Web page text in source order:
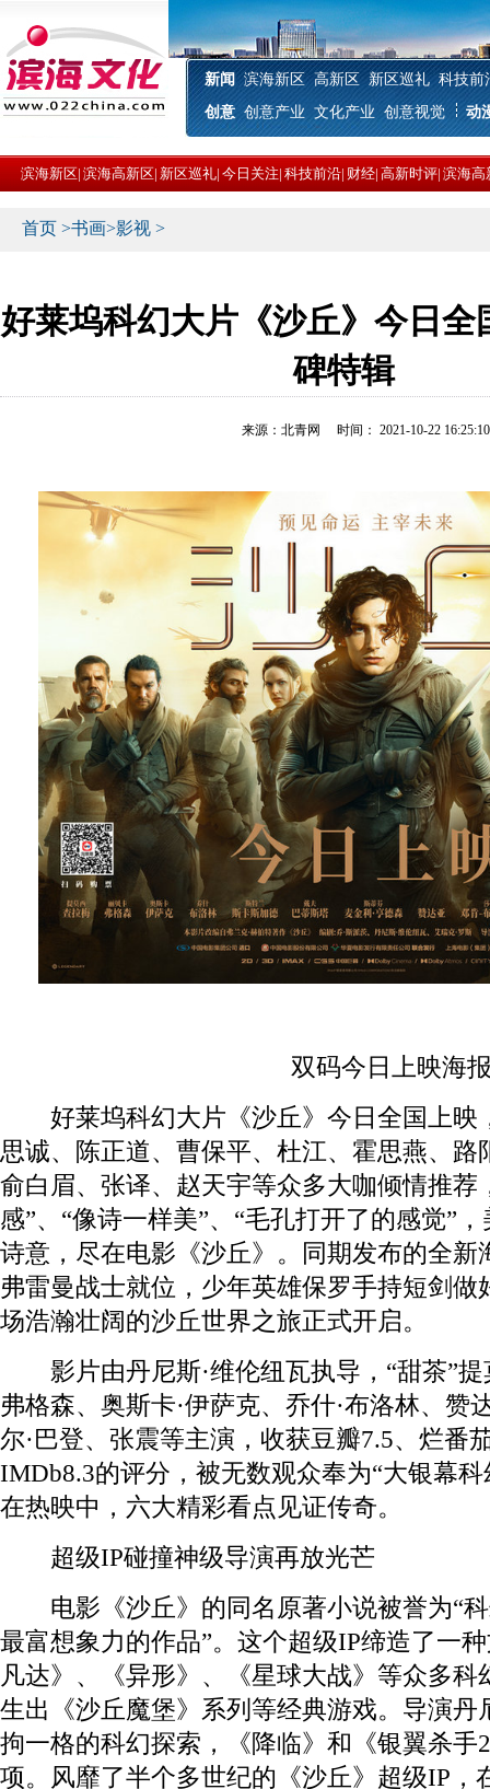
新闻 滨海新区 高新区 新区巡礼 科技前
创意 创意产业 文化产业 创意视觉 动
滨海新区| 滨海高新区| 新区巡礼| 今日关注| 科技前沿| 财经| 高新时评| 滨海高
首页 >书画>影视 >
好莱坞科幻大片《沙丘》今日全
碑特辑
来源：北青网 时间： 2021-10-22 16:25:10
双码今日上映海
好莱坞科幻大片《沙丘》今日全国上映
思诚、陈正道、曹保平、杜江、霍思燕、路
俞白眉、张译、赵天宇等众多大咖倾情推荐
感”、“像诗一样美”、“毛孔打开了的感觉”
诗意，尽在电影《沙丘》。同期发布的全新
弗雷曼战士就位，少年英雄保罗手持短剑做
场浩瀚壮阔的沙丘世界之旅正式开启。
影片由丹尼斯·维伦纽瓦执导，“甜茶”提
弗格森、奥斯卡·伊萨克、乔什·布洛林、赞
尔·巴登、张震等主演，收获豆瓣7.5、烂番
IMDb8.3的评分，被无数观众奉为“大银幕
在热映中，六大精彩看点见证传奇。
超级IP碰撞神级导演再放光芒
电影《沙丘》的同名原著小说被誉为“科
最富想象力的作品”。这个超级IP缔造了一
凡达》、《异形》、《星球大战》等众多
生出《沙丘魔堡》系列等经典游戏。导演丹
拘一格的科幻探索，《降临》和《银翼杀手
项。风靡了半个多世纪的《沙丘》超级IP，